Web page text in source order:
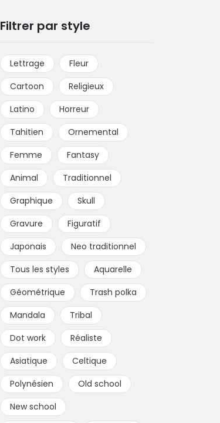
Filtrer par style
Lettrage
Fleur
Cartoon
Religieux
Latino
Horreur
Tahitien
Ornemental
Femme
Fantasy
Animal
Traditionnel
Graphique
Skull
Gravure
Figuratif
Japonais
Neo traditionnel
Tous les styles
Aquarelle
Géométrique
Trash polka
Mandala
Tribal
Dot work
Réaliste
Asiatique
Celtique
Polynésien
Old school
New school